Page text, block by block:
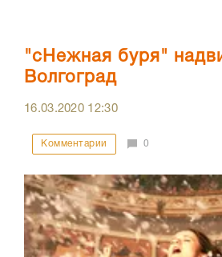
"сНежная буря"
Волгоград
16.03.2020 12:30
Комментарии 0